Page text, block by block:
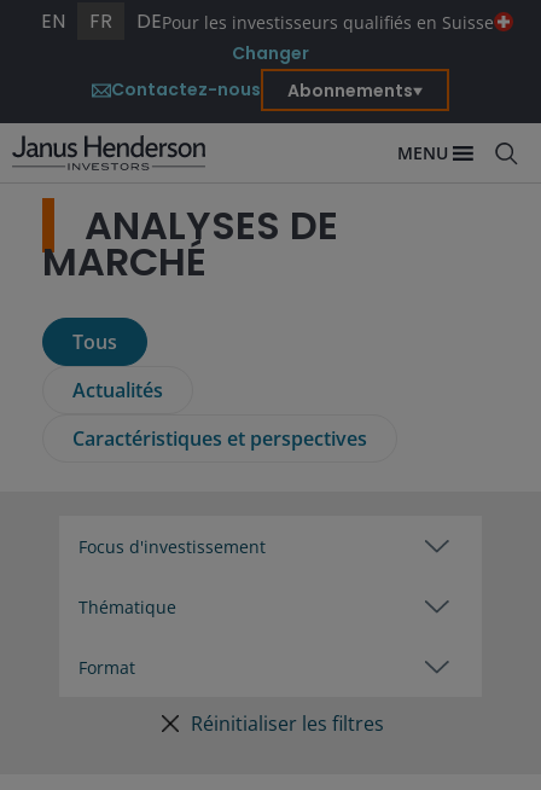
EN FR DEPour les investisseurs qualifiés en Suisse
Changer
Contactez-nous
Abonnements
MENU
ANALYSES DE
MARCHÉ
Tous
Actualités
Caractéristiques et perspectives
Réinitialiser les filtres